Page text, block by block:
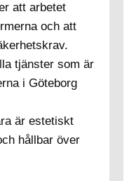
att arbetet
och att
tjänster som är
i Göteborg
är estetiskt
hållbar över